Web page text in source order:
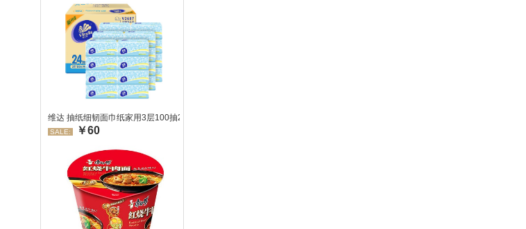
维达 抽纸细韧面巾纸家用3层100抽24包/箱 超值装 偏远地区不发货偏远地区:(含新疆、西藏、内蒙古、宁夏、海南、青海)不发货
SALE: ￥60